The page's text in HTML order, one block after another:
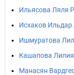
Ильясова Ляля
Исхаков Ильдар
Ишмуратова
Кашапова
Манасян